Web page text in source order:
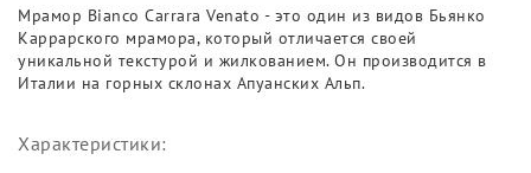
Мрамор Bianco Carrara Venato - это один из видов Бьянко
Каррарского мрамора, который отличается своей
уникальной текстурой и жилкованием. Он производится в
Италии на горных склонах Апуанских Альп.
Характеристики: